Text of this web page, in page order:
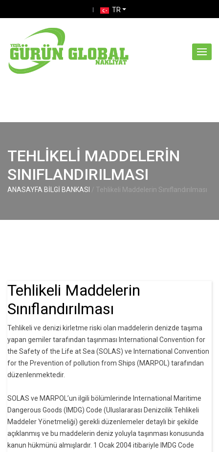
navigation
TR
TEHLIKELI MADDELERIN
SINIFLANDIRILMASI
ANASAYFA BİLGİ BANKASI / Tehlikeli Maddelerin Sınıflandırılması
Tehlikeli Maddelerin
Sınıflandırılması
Tehlikeli ve denizi kirletme riski olan maddelerin denizde taşıma
yapan gemiler tarafından taşınması International Convention for
the Safety of the Life at Sea (SOLAS) ve International Convention
for the Prevention of pollution from Ships (MARPOL) tarafından
düzenlenmektedir.
SOLAS ve MARPOL’un ilgili bölümlerinde International Maritime
Dangerous Goods (IMDG) Code (Uluslararası Denizcilik Tehlikeli
Maddeler Yönetmeliği) gerekli düzenlemeler detaylı bir şekilde
açıklanmış ve bu maddelerin deniz yoluyla taşınması konusunda
kanun hükmünü almışlardır. 1 Ocak 2004 itibariyle IMDG Code